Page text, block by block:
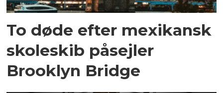
To døde efter mexikansk
skoleskib påsejler
Brooklyn Bridge